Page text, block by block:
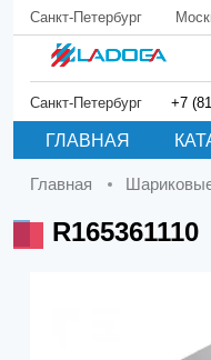
Санкт-Петербург
Санкт-Петербург +7
ГЛАВНАЯ
Главная
R165361110